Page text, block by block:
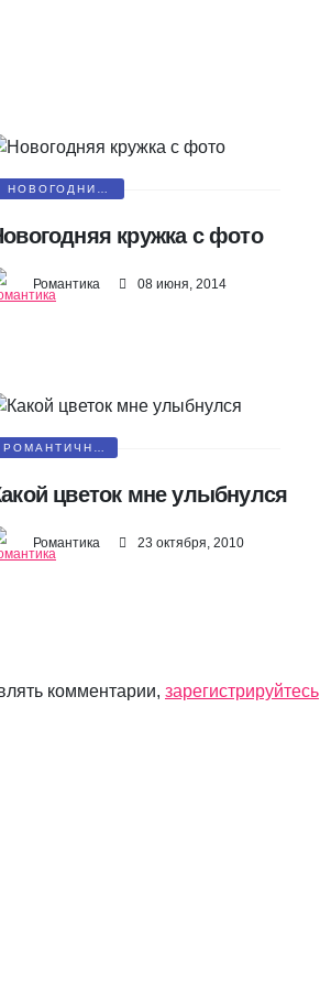
НОВОГОДНИЕ
кружка с фото
Романтика 08 июня, 2014
РОМАНТИЧНО
цветок мне улыбнулся
Романтика 23 октября, 2010
комментарии, зарегистрируйтесь